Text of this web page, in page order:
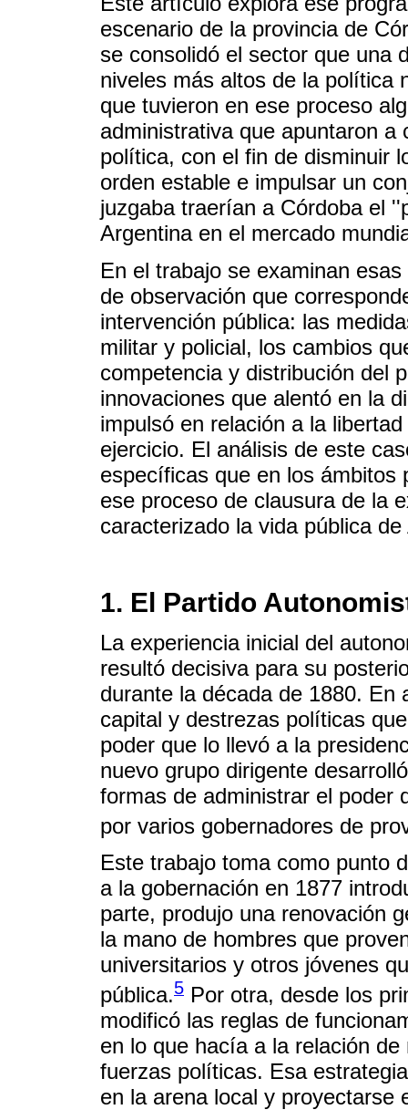
escenario de la provincia de
se consolidó el sector que una
niveles más altos de la política
que tuvieron en ese proceso
administrativa que apuntaron
política, con el fin de disminuir
orden estable e impulsar un
juzgaba traerían a Córdoba el
Argentina en el mercado
En el trabajo se examinan
de observación que
intervención pública: las
militar y policial, los cambios
competencia y distribución del
innovaciones que alentó en la
impulsó en relación a la
ejercicio. El análisis de este
específicas que en los ámbitos
ese proceso de clausura de la
caracterizado la vida pública
1. El Partido
La experiencia inicial del
resultó decisiva para su
durante la década de 1880. En
capital y destrezas políticas
poder que lo llevó a la
nuevo grupo dirigente
formas de administrar el poder
por varios gobernadores de
Este trabajo toma como punto
a la gobernación en 1877
parte, produjo una renovación
la mano de hombres que
universitarios y otros jóvenes
pública.5 Por otra, desde los
modificó las reglas de
en lo que hacía a la relación
fuerzas políticas. Esa
en la arena local y proyectarse